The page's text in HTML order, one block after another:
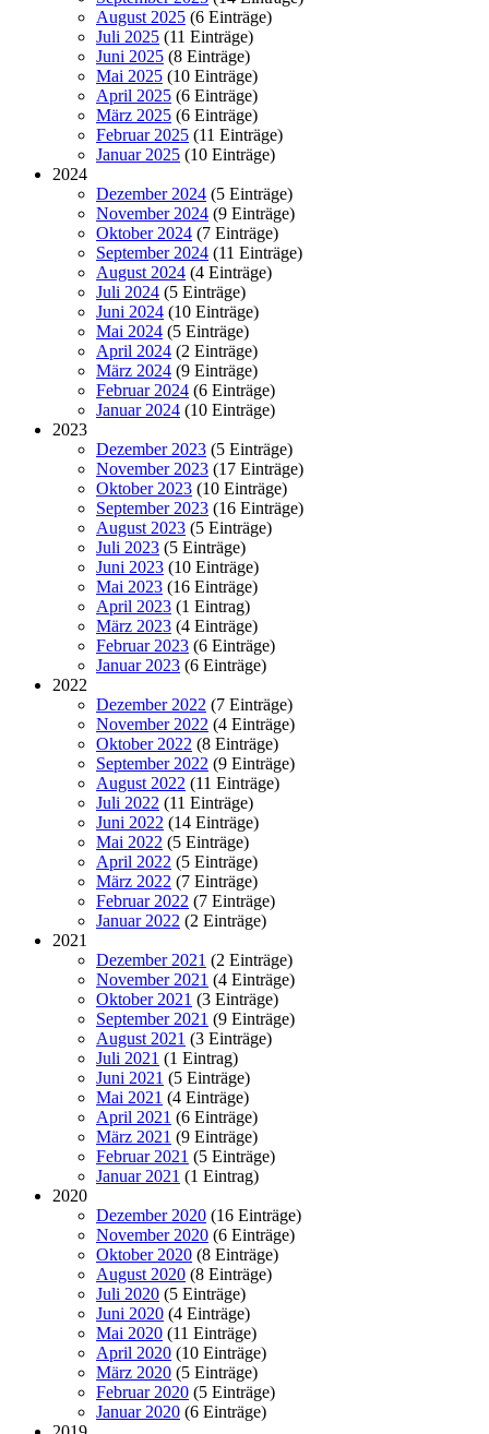
August 2025 (6 Einträge)
Juli 2025 (11 Einträge)
Juni 2025 (8 Einträge)
Mai 2025 (10 Einträge)
April 2025 (6 Einträge)
März 2025 (6 Einträge)
Februar 2025 (11 Einträge)
Januar 2025 (10 Einträge)
2024
Dezember 2024 (5 Einträge)
November 2024 (9 Einträge)
Oktober 2024 (7 Einträge)
September 2024 (11 Einträge)
August 2024 (4 Einträge)
Juli 2024 (5 Einträge)
Juni 2024 (10 Einträge)
Mai 2024 (5 Einträge)
April 2024 (2 Einträge)
März 2024 (9 Einträge)
Februar 2024 (6 Einträge)
Januar 2024 (10 Einträge)
2023
Dezember 2023 (5 Einträge)
November 2023 (17 Einträge)
Oktober 2023 (10 Einträge)
September 2023 (16 Einträge)
August 2023 (5 Einträge)
Juli 2023 (5 Einträge)
Juni 2023 (10 Einträge)
Mai 2023 (16 Einträge)
April 2023 (1 Eintrag)
März 2023 (4 Einträge)
Februar 2023 (6 Einträge)
Januar 2023 (6 Einträge)
2022
Dezember 2022 (7 Einträge)
November 2022 (4 Einträge)
Oktober 2022 (8 Einträge)
September 2022 (9 Einträge)
August 2022 (11 Einträge)
Juli 2022 (11 Einträge)
Juni 2022 (14 Einträge)
Mai 2022 (5 Einträge)
April 2022 (5 Einträge)
März 2022 (7 Einträge)
Februar 2022 (7 Einträge)
Januar 2022 (2 Einträge)
2021
Dezember 2021 (2 Einträge)
November 2021 (4 Einträge)
Oktober 2021 (3 Einträge)
September 2021 (9 Einträge)
August 2021 (3 Einträge)
Juli 2021 (1 Eintrag)
Juni 2021 (5 Einträge)
Mai 2021 (4 Einträge)
April 2021 (6 Einträge)
März 2021 (9 Einträge)
Februar 2021 (5 Einträge)
Januar 2021 (1 Eintrag)
2020
Dezember 2020 (16 Einträge)
November 2020 (6 Einträge)
Oktober 2020 (8 Einträge)
August 2020 (8 Einträge)
Juli 2020 (5 Einträge)
Juni 2020 (4 Einträge)
Mai 2020 (11 Einträge)
April 2020 (10 Einträge)
März 2020 (5 Einträge)
Februar 2020 (5 Einträge)
Januar 2020 (6 Einträge)